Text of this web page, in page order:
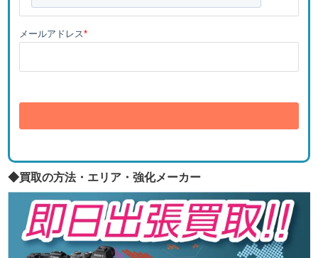
メールアドレス*
◆買取の方法・エリア・強化メーカー